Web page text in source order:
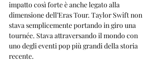
impatto così forte è anche legato alla
dimensione dell’Eras Tour. Taylor Swift non
stava semplicemente portando in giro una
tournée. Stava attraversando il mondo con
uno degli eventi pop più grandi della storia
recente.